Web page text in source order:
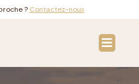
? Contactez-nous